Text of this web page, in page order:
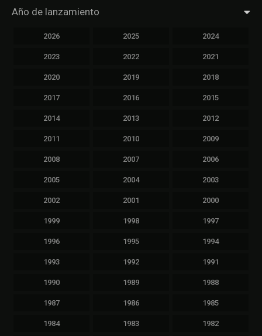
Año de lanzamiento
2026 2025 2024
2023 2022 2021
2020 2019 2018
2017 2016 2015
2014 2013 2012
2011 2010 2009
2008 2007 2006
2005 2004 2003
2002 2001 2000
1999 1998 1997
1996 1995 1994
1993 1992 1991
1990 1989 1988
1987 1986 1985
1984 1983 1982